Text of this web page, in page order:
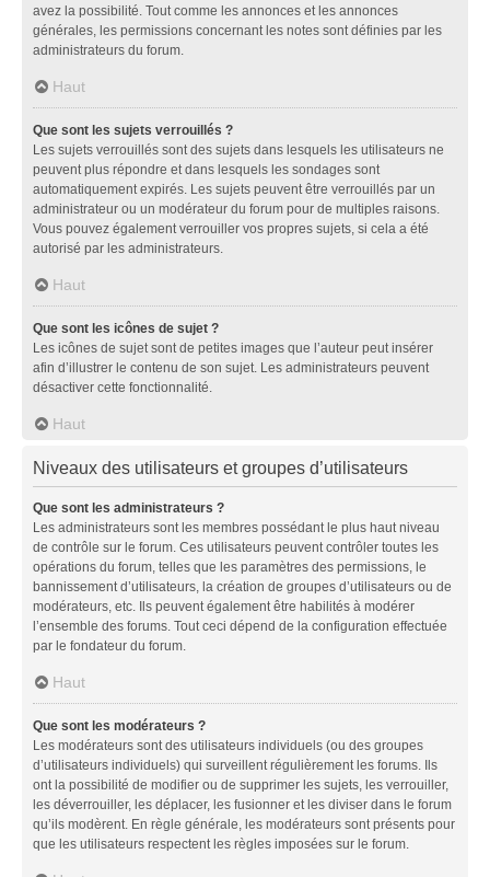
avez la possibilité. Tout comme les annonces et les annonces
générales, les permissions concernant les notes sont définies par les
administrateurs du forum.
Haut
Que sont les sujets verrouillés ?
Les sujets verrouillés sont des sujets dans lesquels les utilisateurs ne
peuvent plus répondre et dans lesquels les sondages sont
automatiquement expirés. Les sujets peuvent être verrouillés par un
administrateur ou un modérateur du forum pour de multiples raisons.
Vous pouvez également verrouiller vos propres sujets, si cela a été
autorisé par les administrateurs.
Haut
Que sont les icônes de sujet ?
Les icônes de sujet sont de petites images que l’auteur peut insérer
afin d’illustrer le contenu de son sujet. Les administrateurs peuvent
désactiver cette fonctionnalité.
Haut
Niveaux des utilisateurs et groupes d’utilisateurs
Que sont les administrateurs ?
Les administrateurs sont les membres possédant le plus haut niveau
de contrôle sur le forum. Ces utilisateurs peuvent contrôler toutes les
opérations du forum, telles que les paramètres des permissions, le
bannissement d’utilisateurs, la création de groupes d’utilisateurs ou de
modérateurs, etc. Ils peuvent également être habilités à modérer
l’ensemble des forums. Tout ceci dépend de la configuration effectuée
par le fondateur du forum.
Haut
Que sont les modérateurs ?
Les modérateurs sont des utilisateurs individuels (ou des groupes
d’utilisateurs individuels) qui surveillent régulièrement les forums. Ils
ont la possibilité de modifier ou de supprimer les sujets, les verrouiller,
les déverrouiller, les déplacer, les fusionner et les diviser dans le forum
qu’ils modèrent. En règle générale, les modérateurs sont présents pour
que les utilisateurs respectent les règles imposées sur le forum.